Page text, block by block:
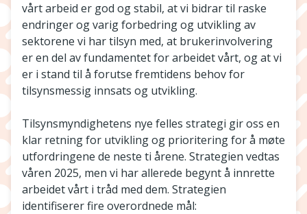
vårt arbeid er god og stabil, at vi bidrar til raske
endringer og varig forbedring og utvikling av
sektorene vi har tilsyn med, at brukerinvolvering
er en del av fundamentet for arbeidet vårt, og at vi
er i stand til å forutse fremtidens behov for
tilsynsmessig innsats og utvikling.
Tilsynsmyndighetens nye felles strategi gir oss en
klar retning for utvikling og prioritering for å møte
utfordringene de neste ti årene. Strategien vedtas
våren 2025, men vi har allerede begynt å innrette
arbeidet vårt i tråd med dem. Strategien
identifiserer fire overordnede mål: